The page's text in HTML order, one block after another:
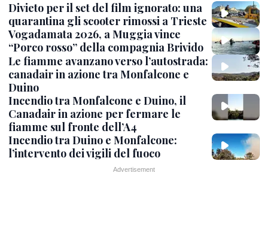
Divieto per il set del film ignorato: una
quarantina gli scooter rimossi a Trieste
Vogadamata 2026, a Muggia vince
“Porco rosso” della compagnia Brivido
Le fiamme avanzano verso l’autostrada:
canadair in azione tra Monfalcone e
Duino
Incendio tra Monfalcone e Duino, il
Canadair in azione per fermare le
fiamme sul fronte dell’A4
Incendio tra Duino e Monfalcone:
l’intervento dei vigili del fuoco